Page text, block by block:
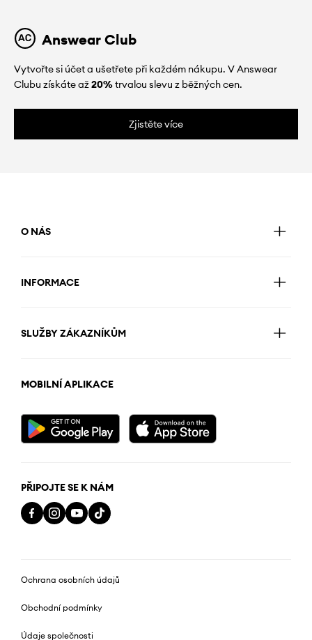
Answear Club
Vytvořte si účet a ušetřete při každém nákupu. V Answear
Clubu získáte až20%trvalou slevu z běžných cen.
Zjistěte více
O NÁS
INFORMACE
SLUŽBY ZÁKAZNÍKŮM
MOBILNÍ APLIKACE
PŘIPOJTE SE K NÁM
Ochrana osobních údajů
Obchodní podmínky
Údaje společnosti